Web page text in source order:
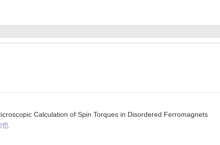
Calculation of Spin Torques in Disordered Ferromagnets
也